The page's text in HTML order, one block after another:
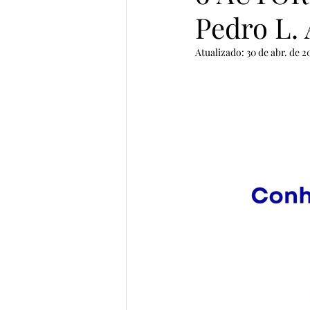
Prata da CasaPedro L.
Atualizado: 30 de abr. de